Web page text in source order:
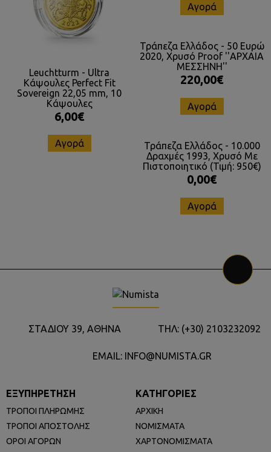
Leuchtturm - Ultra
Κάψουλες Perfect Fit
Sovereign 22,05 mm, 10
Κάψουλες
6,00€
Αγορά
Αγορά
Τράπεζα Ελλάδος - 50 Ευρώ
2020, Χρυσό Proof ''ΑΡΧΑΙΑ
ΜΕΣΣΗΝΗ''
220,00€
Αγορά
Τράπεζα Ελλάδος - 10.000
Δραχμές 1993, Χρυσό Με
Πιστοποιητικό (Τιμή: 950€)
0,00€
Αγορά
ΣΤΑΔΙΟΥ 39, ΑΘΗΝΑ ΤΗΛ: (+30) 2103232092
EMAIL: INFO@NUMISTA.GR
ΕΞΥΠΗΡΕΤΗΣΗ
ΤΡΟΠΟΙ ΠΛΗΡΩΜΗΣ
ΤΡΟΠΟΙ ΑΠΟΣΤΟΛΗΣ
ΟΡΟΙ ΑΓΟΡΩΝ
ΚΑΤΗΓΟΡΙΕΣ
ΑΡΧΙΚΗ
ΝΟΜΙΣΜΑΤΑ
ΧΑΡΤΟΝΟΜΙΣΜΑΤΑ